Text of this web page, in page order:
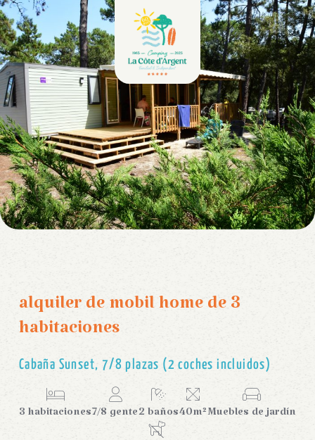
alquiler de mobil home de 3
habitaciones
Cabaña Sunset, 7/8 plazas (2 coches incluidos)
3 habitaciones7/8 gente2 baños40m²Muebles de jardín